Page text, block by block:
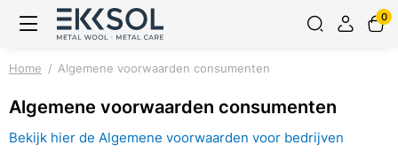
0
Home Algemene voorwaarden consumenten
Algemene voorwaarden consumenten
Bekijk hier de Algemene voorwaarden voor bedrijven